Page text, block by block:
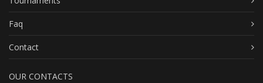
Faq
Contact
OUR CONTACTS